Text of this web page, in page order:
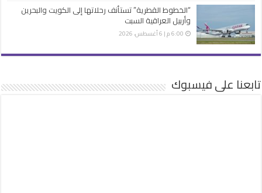
“الخطوط القطرية” تستأنف رحلاتها إلى الكويت والبحرين
وأربيل العراقية السبت
6:00 م | 6 أغسطس، 2026
تابعنا على فيسبوك